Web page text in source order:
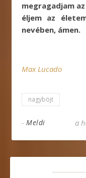
megragadjam
éljem az
nevében, ámen.
Max Lucado
nagyböjt
- Meldi a